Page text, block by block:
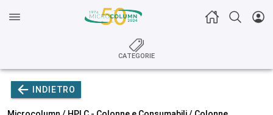
CATEGORIE
INDIETRO